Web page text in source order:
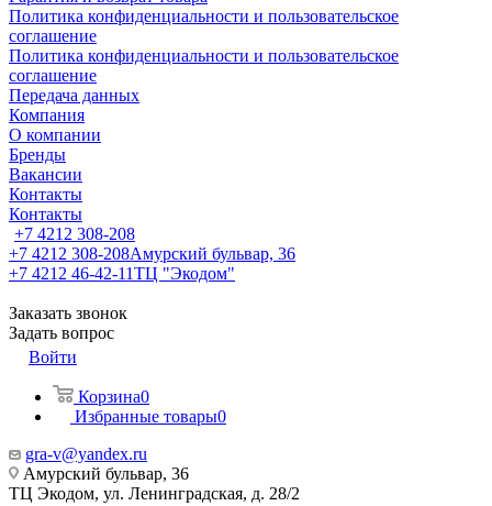
Политика конфиденциальности и пользовательское
соглашение
Политика конфиденциальности и пользовательское
соглашение
Передача данных
Компания
О компании
Бренды
Вакансии
Контакты
Контакты
+7 4212 308-208
+7 4212 308-208Амурский бульвар, 36
+7 4212 46-42-11ТЦ "Экодом"
Заказать звонок
Задать вопрос
Войти
Корзина0
Избранные товары0
gra-v@yandex.ru
Амурский бульвар, 36
ТЦ Экодом, ул. Ленинградская, д. 28/2